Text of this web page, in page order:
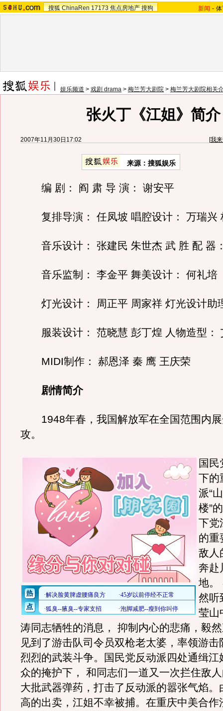
搜狐 ChinaRen 17173 焦点房地产 搜狗 新闻 -
娱乐频道 > 戏剧 drama > 梅兰芳大剧院 > 梅兰芳大剧院相关
张火丁《江姐》简介
2007年11月30日17:02 [我
来源：搜狐娱乐
编 剧： 阎 肃 导 演： 谢安平
复排导演： 任凤坡 唱腔设计： 万瑞兴
音乐设计： 张建民 朱世杰 武 胜 配 器
音乐监制： 李金平 舞美设计： 何礼培
灯光设计： 周正平 周家祥 灯光设计助
服装设计： 范晓慧 彭丁煌 人物造型：
MIDI制作： 郝恩泽 秦 鹰 王庆荣
剧情简介
1948年春，我国解放军在全国范围内展
攻。
国
下的
派“
楼”
下党
的重
敌人
奔赴
地。
然
莹山
涛同志牺牲的消息， 抑制内心的悲痛，毅
见到了游击队司令员双枪老太婆，率领游击
烈烈的武装斗争。国民党反动派四处通缉江
众的掩护下， 和同志们一道又一次拦住敌
大批武器弹药，打击了反动派的嚣张气焰。
高的出卖，江姐不幸被捕。在重庆中美合作